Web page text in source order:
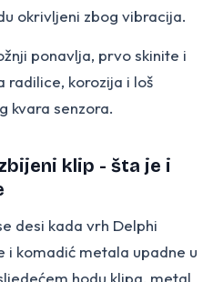
okrivljeni zbog vibracija.
ponavlja, prvo skinite i
radilice, korozija i loš
kvara senzora.
klip - šta je i
desi kada vrh Delphi
i komadić metala upadne u
hodu klipa, metal